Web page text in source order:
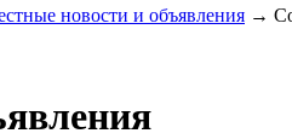
новости и объявления →